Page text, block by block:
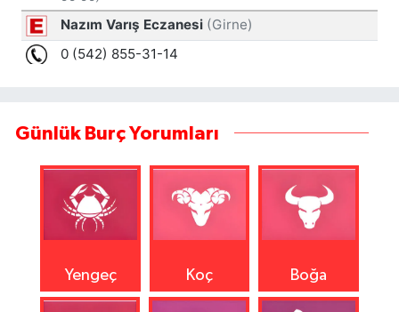
Günlük Burç Yorumları
Yengeç Koç Boğa